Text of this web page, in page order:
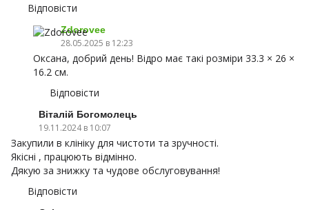
Відповісти
Zdorovee
28.05.2025 в 12:23
Оксана, добрий день! Відро має такі розміри 33.3 × 26 ×
16.2 см.
Відповісти
Віталій Богомолець
19.11.2024 в 10:07
Закупили в клініку для чистоти та зручності.
Якісні , працюють відмінно.
Дякую за знижку та чудове обслуговування!
Відповісти